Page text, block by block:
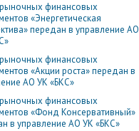
финансовых
«Энергетическая
передан в управление АО
финансовых
«Акции роста» передан в
АО УК «БКС»
финансовых
«Фонд Консервативный»
в управление АО УК «БКС»